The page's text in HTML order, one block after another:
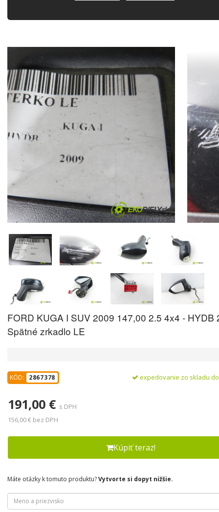
FORD KUGA I SUV 2009 147,00 2.5 4x4 - HYDB
Spätné zrkadlo LE
KÓD: 2867378 expedovanie zo skladu
191,00 € s DPH
156,00 € bez DPH
Kúpiť teraz!
Máte otázky k tomuto produktu?Vytvorte si dopyt nižšie.